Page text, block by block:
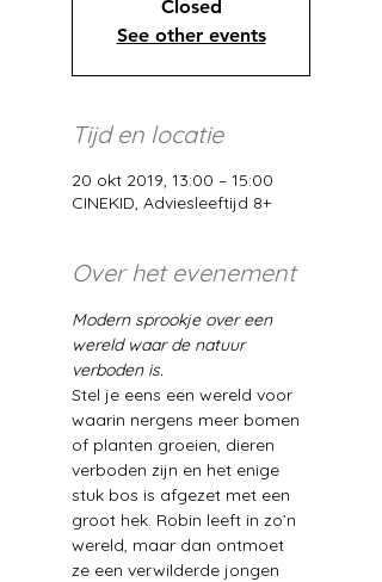
Closed
See other events
Tijd en locatie
20 okt 2019, 13:00 – 15:00
CINEKID, Adviesleeftijd 8+
Over het evenement
Modern sprookje over een
wereld waar de natuur
verboden is.
Stel je eens een wereld voor
waarin nergens meer bomen
of planten groeien, dieren
verboden zijn en het enige
stuk bos is afgezet met een
groot hek. Robin leeft in zo’n
wereld, maar dan ontmoet
ze een verwilderde jongen